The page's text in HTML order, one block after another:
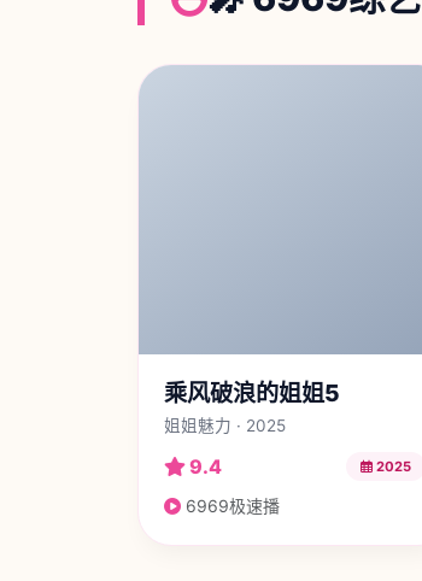
乘风破浪的姐姐5
姐姐魅力 · 2025
9.4 2025
6969极速播